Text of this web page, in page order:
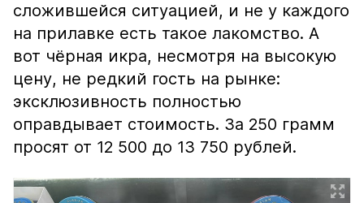
сложившейся ситуацией, и не у каждого
на прилавке есть такое лакомство. А
вот чёрная икра, несмотря на высокую
цену, не редкий гость на рынке:
эксклюзивность полностью
оправдывает стоимость. За 250 грамм
просят от 12 500 до 13 750 рублей.